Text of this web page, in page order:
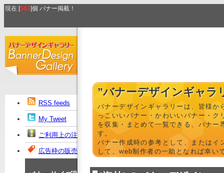
現在 [563]個 バナー掲載！
RSS feeds
My Tweet
ご利用上の注意
広告枠の販売
”バナーデザインギャラ
バナーデザインギャラリーは、皆様か
っこいいバナー・かわいいバナー・ク
を収集・まとめて一覧できる、バナー
す。
バナー作成時の参考として、またはイ
して、web制作者の一助となれば幸い